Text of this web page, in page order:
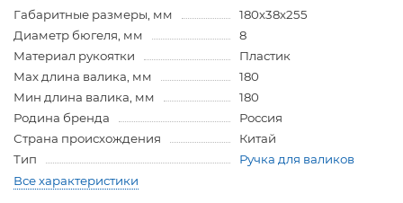
Габаритные размеры, мм
180х38х255
Диаметр бюгеля, мм
8
Материал рукоятки
Пластик
Мах длина валика, мм
180
Мин длина валика, мм
180
Родина бренда
Россия
Страна происхождения
Китай
Тип
Ручка для валиков
Все характеристики